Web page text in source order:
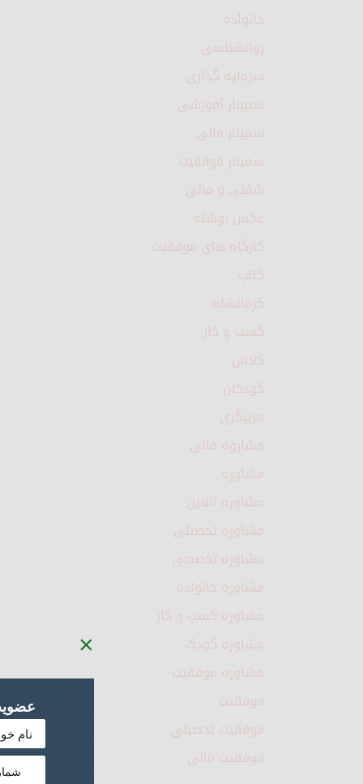
خانواده
روانشناسی
سرمایه گذاری
سمینار آموزشی
سمینار مالی
سمینار موفقیت
شغلی و مالی
عکس نوشته
کارگاه های موفقیت
کتاب
کرمانشاه
کسب و کار
کلاس
کودکان
مربیگری
مشاروه مالی
مشاوره
مشاوره آنلاین
مشاوره تحصیلی
مشاوره تخصصی
مشاوره خانواده
مشاوره کسب و کار
مشاوره کودک
مشاوره موفقیت
موفقیت
موفقیت تحصیلی
موفقیت مالی
×